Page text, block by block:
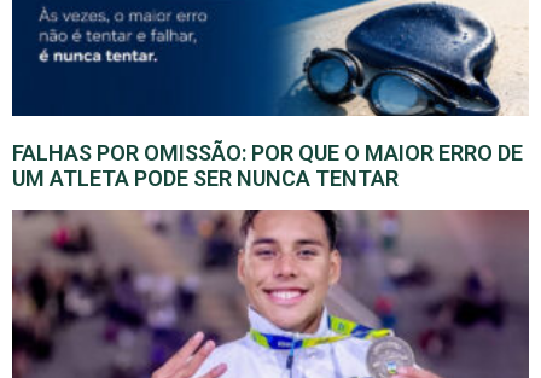
FALHAS POR OMISSÃO: POR QUE O MAIOR ERRO DE
UM ATLETA PODE SER NUNCA TENTAR